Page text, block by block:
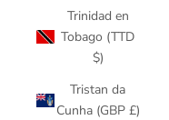
Trinidad en
Tobago (TTD
$)
Tristan da
Cunha (GBP £)